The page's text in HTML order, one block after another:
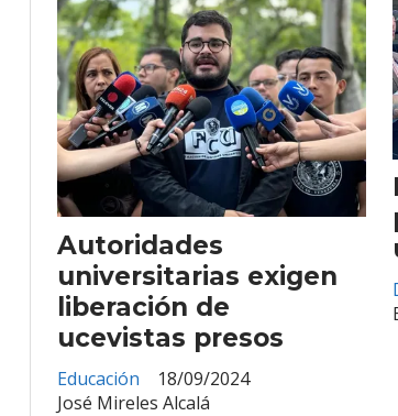
Autoridades
universitarias exigen
liberación de
ucevistas presos
José Mireles Alcalá
Educación 18/09/2024